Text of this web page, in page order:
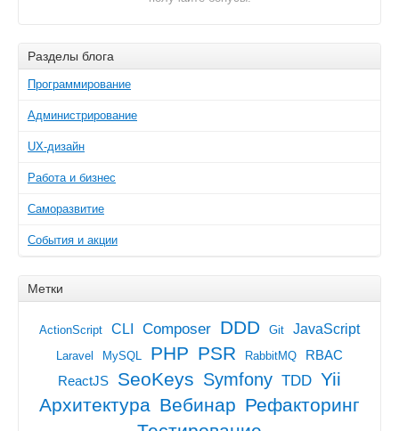
Разделы блога
Программирование
Администрирование
UX-дизайн
Работа и бизнес
Саморазвитие
События и акции
Метки
ActionScript CLI Composer DDD Git JavaScript
Laravel MySQL PHP PSR RabbitMQ
RBAC
ReactJS
SeoKeys Symfony TDD Yii
Архитектура Вебинар Рефакторинг